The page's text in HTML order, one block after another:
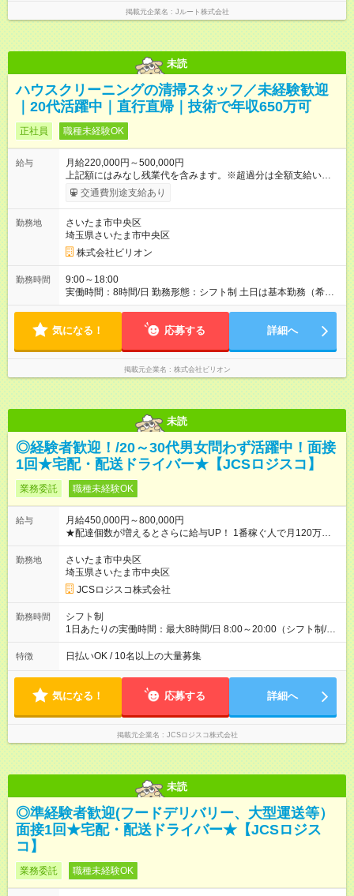
掲載元企業名 Jルート株式会社
未読
ハウスクリーニングの清掃スタッフ／未経験歓迎
｜20代活躍中｜直行直帰｜技術で年収650万可
正社員 職種未経験OK
給与
月給220,000円～500,000円
上記額にはみなし残業代を含みます。※超過分は全額支給いたし
ます。 みなし残業代 25,000円／月 みなし残業時間 15時間／月
基本給：月給 22万円 ～ 固定残業代：あり 1ヶ月あたり2万5000
た勤務時間については別途残業代を支給する 想定年収：300万
円～650万円 ★賞与あり、年2回（2年目以降／基本月給1か月
分。ただし業績によって変動） ■ 月給 24万5,000円＋インセン
ティブ支給 (内訳) 基本給：22万円＋固定残業代：25,000円（15
時間分） ※15時間を超過した場合は別途支給 スタートは平均水
準。 ですが―― 技術力 × 売上 ＝ 収入アップ
→ 案件単価アップ ✔ オプション売上の【30％】を インセン
ティブとして還元 ━━━━━━━━━━━━━━━━ 入社年数に関係なく、実
力次第で高収入が可能です。 技術と信頼が、そのまま年収に直
結します。 【試用期間】試用期間あり 試用期間の長さ：3ヶ月
雇用形態、給与は本採用時と同じです。
交通費別途支給あり
勤務地
さいたま市中央区
埼玉県さいたま市中央区
株式会社ビリオン
勤務時間
9:00～18:00
実働時間：8時間/日 勤務形態：シフト制 土日は基本勤務（希望
休相談可） ⏰9:00～18:00内 実働8時間目安 現場終了次第帰宅
気になる！ 応募する 詳細へ
掲載元企業名 株式会社ビリオン
未読
◎経験者歓迎！/20～30代男女問わず活躍中！面接
1回★宅配・配送ドライバー★【JCSロジスコ】
業務委託 職種未経験OK
給与
月給450,000円～800,000円
★配達個数が増えるとさらに給与UP！ 1番稼ぐ人で月120万ほ
ど！ ・主要都市エリア 月収55万円／週5日稼働 月収65万~112
万円／週6日稼働 ・地方郊外エリア 月収40万円／週5日稼働 月
収40万円~50万円／週6日稼働 ＜モデルイメージ＞ ■月収50万
円 (27歳男性/江東区在住)※元建築関係 1日150個配達×25日勤務
(日休み) ■月収80万円(43歳男性/墨田区在住)※元営業 1日200個
勤務地
さいたま市中央区
埼玉県さいたま市中央区
JCSロジスコ株式会社
勤務時間
シフト制
1日あたりの実働時間：最大8時間/日 8:00～20:00（シフト制/実
働8時間） ※週5日勤務（場所次第では週4も有り） ※配達状況に
よって時間外での勤務可能性有り ※案件により多少の前後あり
特徴 日払いOK / 10名以上の大量募集
気になる！ 応募する 詳細へ
掲載元企業名 JCSロジスコ株式会社
未読
◎準経験者歓迎(フードデリバリー、大型運送等）
面接1回★宅配・配送ドライバー★【JCSロジス
コ】
業務委託 職種未経験OK